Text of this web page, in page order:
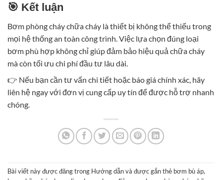
🎯 Kết luận
Bơm phòng cháy chữa cháy là thiết bị không thể thiếu trong
mọi hệ thống an toàn công trình. Việc lựa chọn đúng loại
bơm phù hợp không chỉ giúp đảm bảo hiệu quả chữa cháy
mà còn tối ưu chi phí đầu tư lâu dài.
👉 Nếu bạn cần tư vấn chi tiết hoặc báo giá chính xác, hãy
liên hệ ngay với đơn vị cung cấp uy tín để được hỗ trợ nhanh
chóng.
Bài viết này được đăng trong Hướng dẫnvà được gắn thẻ bơm bù áp,